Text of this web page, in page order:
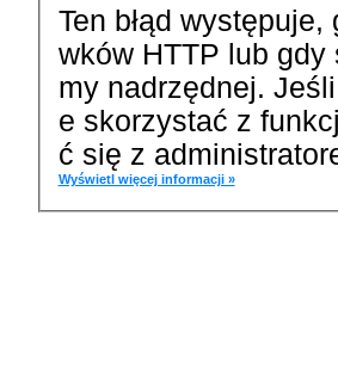
Ten błąd
wków HTTP lub gdy
my nadrzędnej.
e skorzystać z
ć się z
Wyświetl więcej informacji »